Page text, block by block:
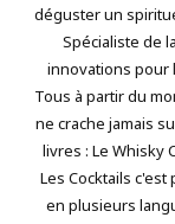
déguster un
Spécialiste de
innovations pour
Tous à partir du
ne crache jamais
livres : Le Whisky
Les Cocktails
en plusieurs